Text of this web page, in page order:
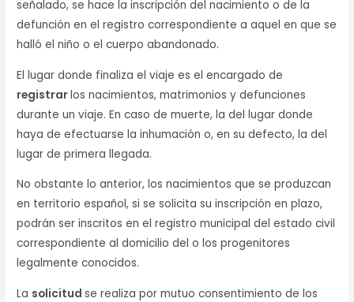
señalado, se hace la inscripción del nacimiento o de la
defunción en el registro correspondiente a aquel en que se
halló el niño o el cuerpo abandonado.
El lugar donde finaliza el viaje es el encargado de
registrarlos nacimientos, matrimonios y defunciones
durante un viaje. En caso de muerte, la del lugar donde
haya de efectuarse la inhumación o, en su defecto, la del
lugar de primera llegada.
No obstante lo anterior, los nacimientos que se produzcan
en territorio español, si se solicita su inscripción en plazo,
podrán ser inscritos en el registro municipal del estado civil
correspondiente al domicilio del o los progenitores
legalmente conocidos.
La solicitudse realiza por mutuo consentimiento de los